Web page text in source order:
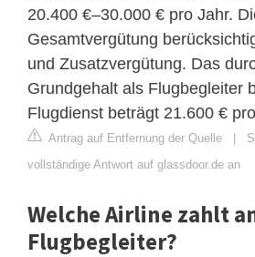
20.400 €–30.000 € pro Jahr.
Gesamtvergütung
und Zusatzvergütung. Das
Grundgehalt als Flugbegleiter
Flugdienst beträgt 21.600 €
Antrag auf Entfernung der Quelle |
vollständige Antwort auf glassdoor.de an
Welche Airline zahlt
Flugbegleiter?